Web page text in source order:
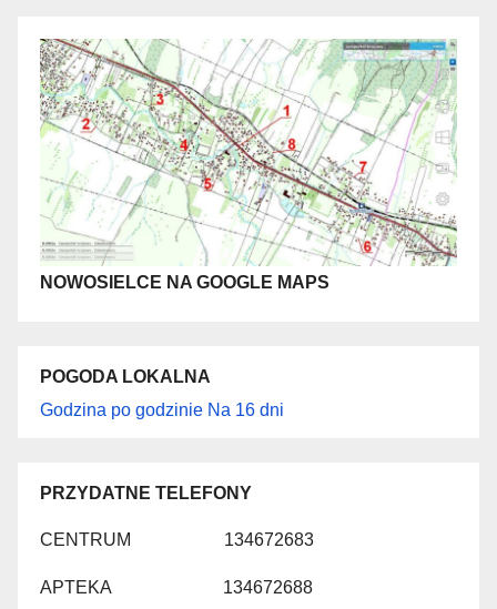
NOWOSIELCE NA GOOGLE MAPS
POGODA LOKALNA
Godzina po godzinie Na 16 dni
PRZYDATNE TELEFONY
CENTRUM 134672683
APTEKA 134672688